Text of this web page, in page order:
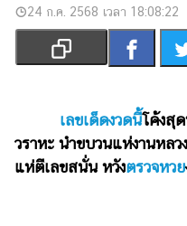
การ
เงิน
การ
บันเทิง
รูปภาพ
24 ก.ค. 2568 เวลา 18:08:22
เลขเด็ดงวดนี้โค้งสุ
วราหะ นำขบวนแห่งานหล
แห่ตีเลขสนั่น หวังตรวจหวย